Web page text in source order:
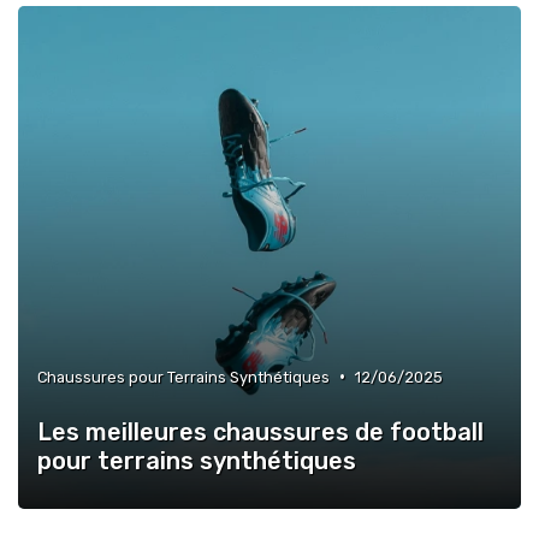
Chaussures pour Terrains Synthétiques • 12/06/2025
Les meilleures chaussures de football
pour terrains synthétiques